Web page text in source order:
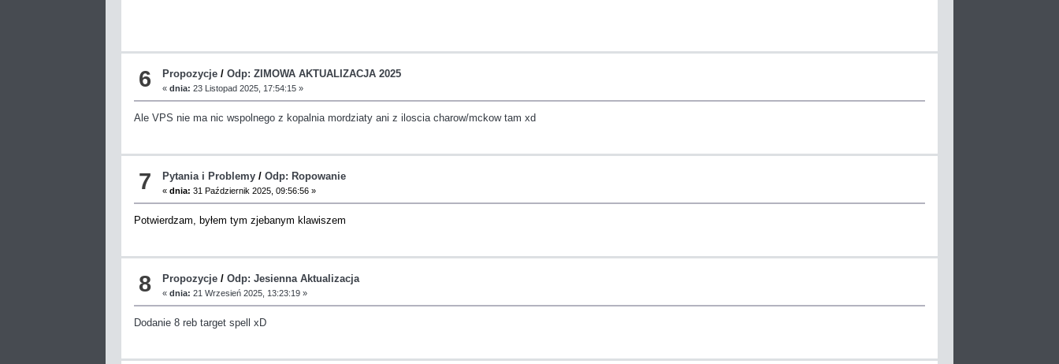
6 Propozycje /Odp: ZIMOWA AKTUALIZACJA 2025
«dnia: 23 Listopad 2025, 17:54:15 »
Ale VPS nie ma nic wspolnego z kopalnia mordziaty ani z iloscia charow/mckow tam xd
7 Pytania i Problemy /Odp: Ropowanie
«dnia: 31 Październik 2025, 09:56:56 »
Potwierdzam, byłem tym zjebanym klawiszem
8 Propozycje /Odp: Jesienna Aktualizacja
«dnia: 21 Wrzesień 2025, 13:23:19 »
Dodanie 8 reb target spell xD